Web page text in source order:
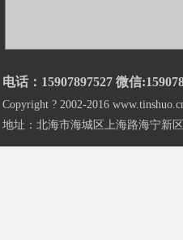
电话：15907897527 微信
Copyright ? 2002-2016
地址：北海市海城区上海路海宁新